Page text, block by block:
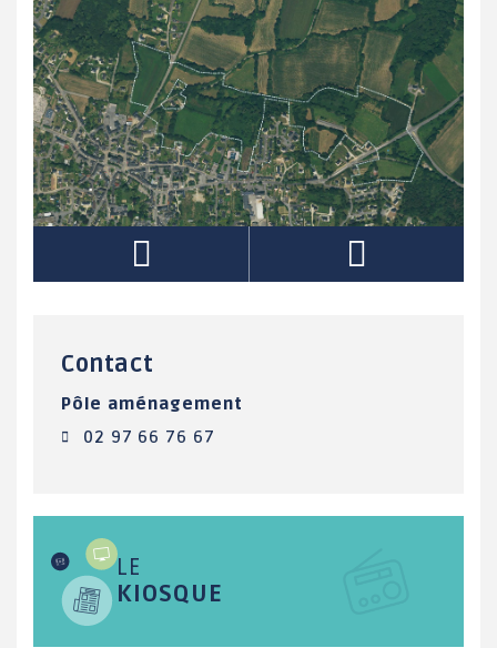
Contact
Pôle aménagement
02 97 66 76 67
LE
KIOSQUE